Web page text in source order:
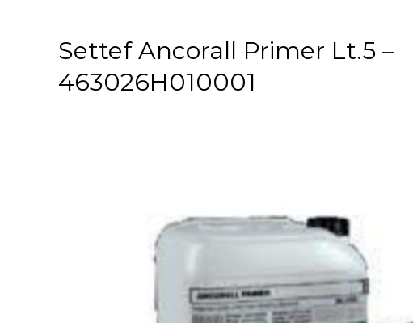
Settef Ancorall Primer Lt.5 –
463026H010001